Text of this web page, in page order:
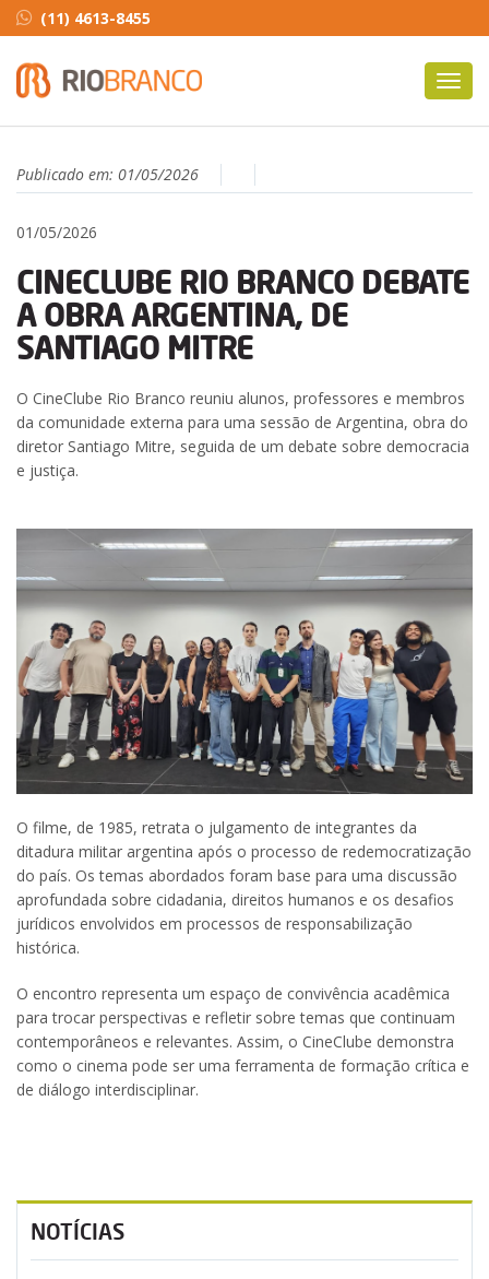
(11) 4613-8455
Publicado em: 01/05/2026
01/05/2026
CINECLUBE RIO BRANCO DEBATE
A OBRA ARGENTINA, DE
SANTIAGO MITRE
O CineClube Rio Branco reuniu alunos, professores e membros
da comunidade externa para uma sessão de Argentina, obra do
diretor Santiago Mitre, seguida de um debate sobre democracia
e justiça.
O filme, de 1985, retrata o julgamento de integrantes da
ditadura militar argentina após o processo de redemocratização
do país. Os temas abordados foram base para uma discussão
aprofundada sobre cidadania, direitos humanos e os desafios
jurídicos envolvidos em processos de responsabilização
histórica.
O encontro representa um espaço de convivência acadêmica
para trocar perspectivas e refletir sobre temas que continuam
contemporâneos e relevantes. Assim, o CineClube demonstra
como o cinema pode ser uma ferramenta de formação crítica e
de diálogo interdisciplinar.
NOTÍCIAS